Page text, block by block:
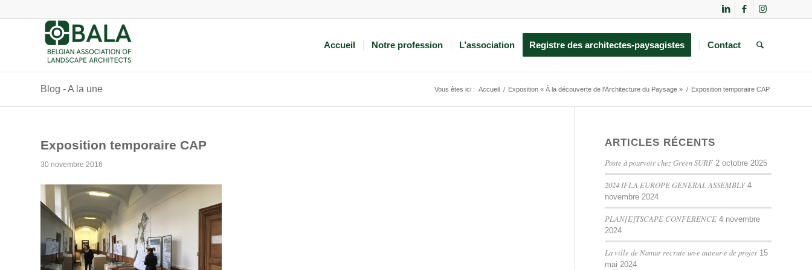
Accueil Notre profession L’association Registre des architectes-paysagistes Contact
Blog - A la une Vous êtes ici : Accueil / Exposition « À la découverte de l’Architecture du Paysage » / Exposition temporaire CAP
Exposition temporaire CAP
30 novembre 2016
ARTICLES RÉCENTS
Poste à pourvoir chez Green SURF 2 octobre 2025
2024 IFLA EUROPE GENERAL ASSEMBLY 4
novembre 2024
PLAN[E]TSCAPE CONFERENCE 4 novembre
2024
La ville de Namur recrute un·e auteur·e de projet 15
mai 2024